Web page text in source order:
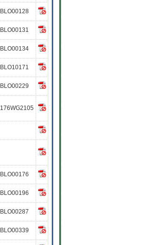
BLO00128
BLO00131
BLO00134
BLO10171
BLO00229
176WG2105
BLO00176
BLO00196
BLO00287
BLO00339